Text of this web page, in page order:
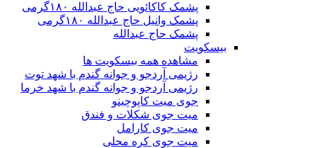
پشمک کاکائویی حاج عبدالله ۱۸۰گرمی
پشمک وانیل حاج عبدالله ۱۸۰گرمی
پشمک حاج عبدالله
بیسکویت
مشاهده همه بیسکویت ها
رژیمی آردجو و جوانه گندم با شهد توت
رژیمی آردجو و جوانه گندم با شهد خرما
جوی میت کاپوچینو
میت جوی شکلات و فندق
میت جوی کارامل
میت جوی کره محلی